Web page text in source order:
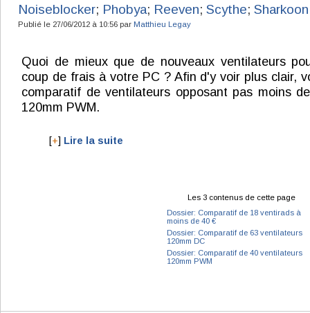
Noiseblocker; Phobya; Reeven; Scythe; Sharkoon
Publié le 27/06/2012 à 10:56 par Matthieu Legay
Quoi de mieux que de nouveaux ventilateurs
coup de frais à votre PC ? Afin d'y voir plus clair,
comparatif de ventilateurs opposant pas moins
120mm PWM.
[+] Lire la suite
Les 3 contenus de cette page
Dossier: Comparatif de 18 ventirads à
moins de 40 €
Dossier: Comparatif de 63 ventilateurs
120mm DC
Dossier: Comparatif de 40 ventilateurs
120mm PWM